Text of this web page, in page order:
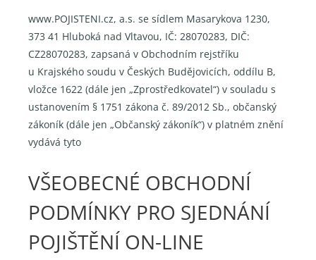
www.POJISTENI.cz, a.s. se sídlem Masarykova 1230,
373 41 Hluboká nad Vltavou, IČ: 28070283, DIČ:
CZ28070283, zapsaná v Obchodním rejstříku
u Krajského soudu v Českých Budějovicích, oddílu B,
vložce 1622 (dále jen „Zprostředkovatel“) v souladu s
ustanovením § 1751 zákona č. 89/2012 Sb., občanský
zákoník (dále jen „Občanský zákoník“) v platném znění
vydává tyto
VŠEOBECNÉ OBCHODNÍ
PODMÍNKY PRO SJEDNÁNÍ
POJIŠTĚNÍ ON-LINE